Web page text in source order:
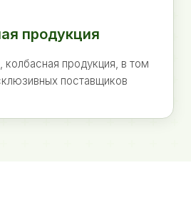
продукция
колбасная продукция, в том
поставщиков